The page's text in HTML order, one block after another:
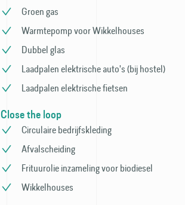
Groen gas
Warmtepomp voor Wikkelhouses
Dubbel glas
Laadpalen elektrische auto's (bij hostel)
Laadpalen elektrische fietsen
Close the loop
Circulaire bedrijfs­kleding
Afvalscheiding
Frituurolie inzameling voor bio­diesel
Wikkelhouses